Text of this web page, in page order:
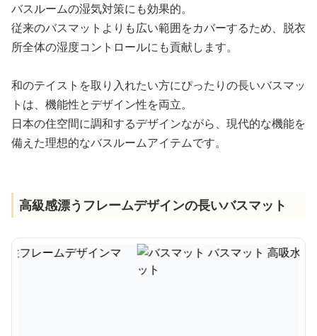
バスルームの湿気対策にも効果的。
従来のバスマットよりも広い範囲をカバーするため、脱衣
所全体の湿度コントロールにも貢献します。
和のテイストを取り入れたい方にぴったりの長いバスマッ
トは、機能性とデザイン性を両立。
日本の住空間に調和するデザインながら、現代的な機能を
備えた理想的なバスルームアイテムです。
高級感漂うフレームデザインの長いバスマット